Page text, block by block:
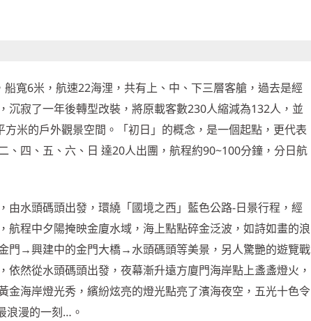
寬6米，航速22海浬，共有上、中、下三層客艙，過去是經
沉寂了一年後轉型改裝，將原載客數230人縮減為132人，並
米的戶外觀景空間。「初日」的概念，是一個起點，更代表
、四、五、六、日 達20人出團，航程約90~100分鐘，分日航
由水頭碼頭出發，環繞「國境之西」藍色公路-日景行程，經
程中夕陽掩映金廈水域，海上點點碎金泛波，如詩如畫的浪
門→興建中的金門大橋→水頭碼頭等美景，另人驚艷的遊覽戰
然從水頭碼頭出發，夜幕漸升遠方廈門海岸點上盞盞燈火，
金海岸燈光秀，繽紛炫亮的燈光點亮了濱海夜空，五光十色令
浪漫的一刻…。